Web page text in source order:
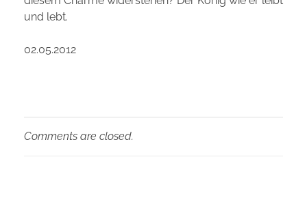
und lebt.
02.05.2012
Comments are closed.